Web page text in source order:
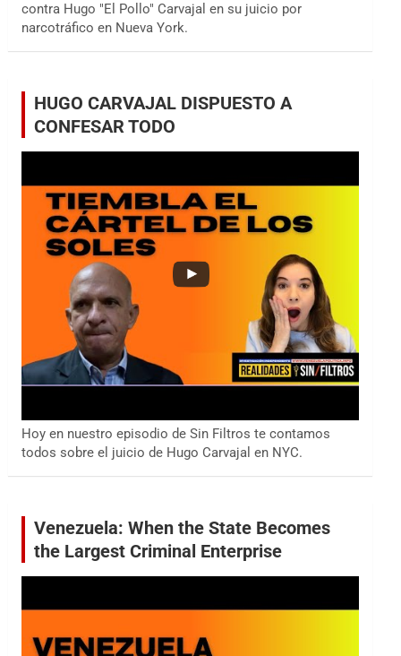
contra Hugo "El Pollo" Carvajal en su juicio por
narcotráfico en Nueva York.
HUGO CARVAJAL DISPUESTO A
CONFESAR TODO
Hoy en nuestro episodio de Sin Filtros te contamos
todos sobre el juicio de Hugo Carvajal en NYC.
Venezuela: When the State Becomes
the Largest Criminal Enterprise